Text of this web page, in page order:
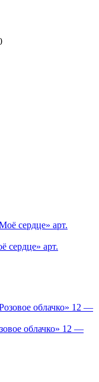
сердце» арт.
облачко» 12 —